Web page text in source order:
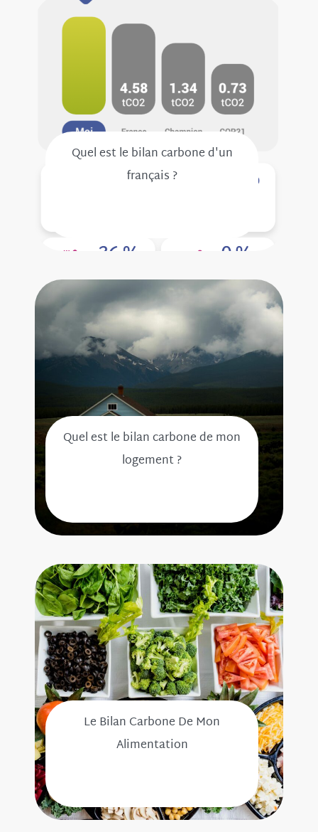
Quel est le bilan carbone d'un
français ?
Quel est le bilan carbone de mon
logement ?
Le Bilan Carbone De Mon
Alimentation